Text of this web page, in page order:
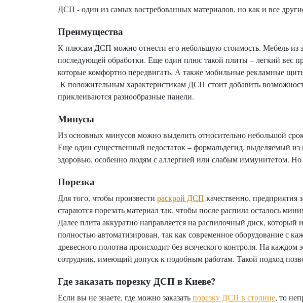
ДСП - один из самых востребованных материалов, но как и все
Преимущества
К плюсам ДСП можно отнести его небольшую стоимость. Мебель из
последующей обработки. Еще один плюс такой плиты – легкий вес
которые комфортно передвигать. А также мобильные рекламные
К положительным характеристикам ДСП стоит добавить
приклеиваются разнообразные панели.
Минусы
Из основных минусов можно выделить относительно небольшой
Еще один существенный недостаток – формальдегид, выделяемый
здоровью, особенно людям с аллергией или слабым иммунитетом. Но
Порезка
Для того, чтобы произвести раскрой ДСП качественно,
стараются порезать материал так, чтобы после распила осталось
Далее плита аккуратно направляется на распилочный диск, который
полностью автоматизирован, так как современное оборудование с
древесного полотна происходит без всяческого контроля. На
сотрудник, имеющий допуск к подобным работам. Такой подход
Где заказать порезку ДСП в Киеве?
Если вы не знаете, где можно заказатьпорезку ДСП в столице, то